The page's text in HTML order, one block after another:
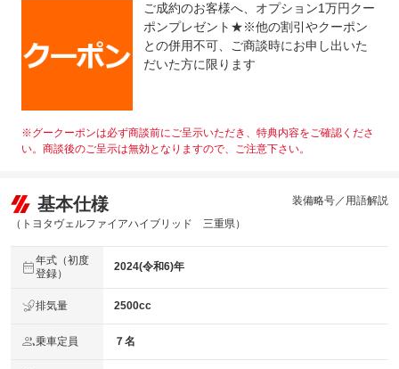
ご成約のお客様へ、オプション1万円クー
ポンプレゼント★※他の割引やクーポン
との併用不可、ご商談時にお申し出いた
だいた方に限ります
※グークーポンは必ず商談前にご呈示いただき、特典内容をご確認くださ
い。商談後のご呈示は無効となりますので、ご注意下さい。
基本仕様
（トヨタヴェルファイアハイブリッド 三重県）
装備略号／用語解説
年式（初度
登録）
2024(令和6)年
排気量 2500cc
乗車定員 ７名